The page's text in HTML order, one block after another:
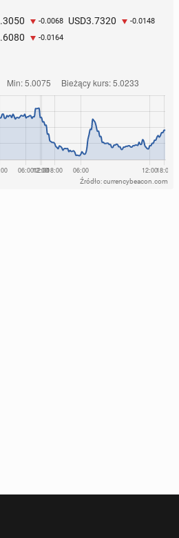
-0.0068 USD3.7320 -0.0148
-0.0164
Źródło: currencybeacon.com